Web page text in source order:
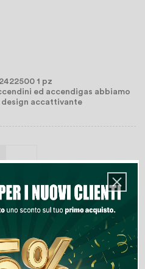
1 pz
ed accendigas abbiamo
accattivante
Al Carrello